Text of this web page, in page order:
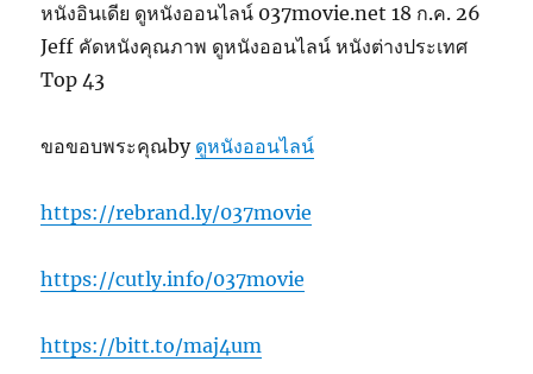
หนังอินเดีย ดูหนังออนไลน์ 037movie.net 18 ก.ค. 26
Jeff คัดหนังคุณภาพ ดูหนังออนไลน์ หนังต่างประเทศ
Top 43
ขอขอบพระคุณby ดูหนังออนไลน์
https://rebrand.ly/037movie
https://cutly.info/037movie
https://bitt.to/maj4um